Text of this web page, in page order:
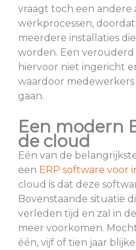
vraagt toch een andere
werkprocessen,
meerdere installaties
worden. Een
hiervoor niet ingericht
waardoor
gaan.
Een modern
de cloud
Eén van de
een ERP software voor
cloud is dat deze
Bovenstaande situatie
verleden tijd en zal in
meer voorkomen.
één, vijf of tien jaar